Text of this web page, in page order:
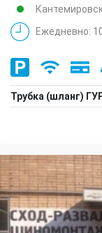
Ежедневно:
Трубка (шланг)